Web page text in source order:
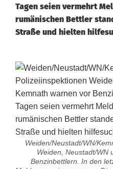
Tagen seien vermehrt
rumänischen Bettler
Straße und hielten
Weiden/Neustadt/WN/
Weiden, Neustadt/WN
Benzinbettlern. In den